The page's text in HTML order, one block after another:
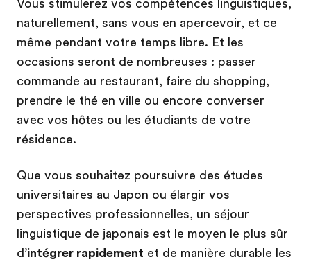
Vous stimulerez vos compétences linguistiques,
naturellement, sans vous en apercevoir, et ce
même pendant votre temps libre. Et les
occasions seront de nombreuses : passer
commande au restaurant, faire du shopping,
prendre le thé en ville ou encore converser
avec vos hôtes ou les étudiants de votre
résidence.
Que vous souhaitez poursuivre des études
universitaires au Japon ou élargir vos
perspectives professionnelles, un séjour
linguistique de japonais est le moyen le plus sûr
d’intégrer rapidement et de manière durable les